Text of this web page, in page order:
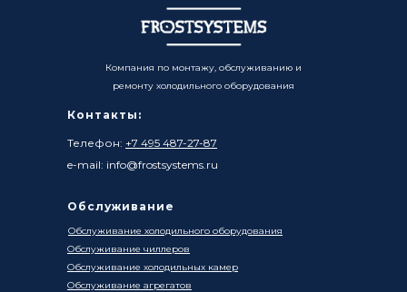
Контакты:
Телефон: +7 495 487-27-87
e-mail: info@frostsystems.ru
Компания по монтажу, обслуживанию и
ремонту холодильного оборудования
Обслуживание
Обслуживание холодильного оборудования
Обслуживание чиллеров
Обслуживание холодильных камер
Обслуживание агрегатов